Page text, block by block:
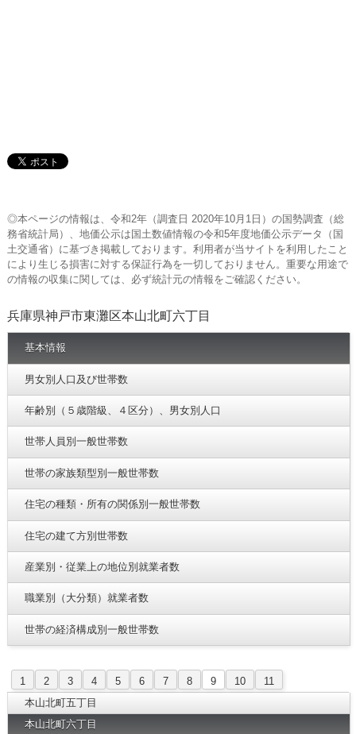
◎本ページの情報は、令和2年（調査日 2020年10月1日）の国勢調査（総
務省統計局）、地価公示は国土数値情報の令和5年度地価公示データ（国
土交通省）に基づき掲載しております。利用者が当サイトを利用したこと
により生じる損害に対する保証行為を一切しておりません。重要な用途で
の情報の収集に関しては、必ず統計元の情報をご確認ください。
兵庫県神戸市東灘区本山北町六丁目
基本情報
男女別人口及び世帯数
年齢別（５歳階級、４区分）、男女別人口
世帯人員別一般世帯数
世帯の家族類型別一般世帯数
住宅の種類・所有の関係別一般世帯数
住宅の建て方別世帯数
産業別・従業上の地位別就業者数
職業別（大分類）就業者数
世帯の経済構成別一般世帯数
1 2 3 4 5 6 7 8 9 10
11
本山北町五丁目
本山北町六丁目